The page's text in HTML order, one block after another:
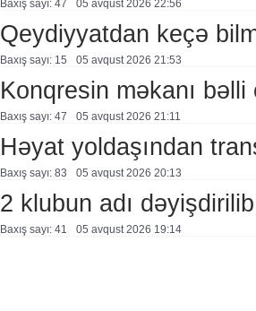
Baxış sayı: 47 05 avqust 2026 22:56
Qeydiyyatdan keçə
Baxış sayı: 15 05 avqust 2026 21:53
Konqresin məkanı bəlli
Baxış sayı: 47 05 avqust 2026 21:11
Həyat yoldaşından
Baxış sayı: 83 05 avqust 2026 20:13
2 klubun adı dəyişdirilib
Baxış sayı: 41 05 avqust 2026 19:14